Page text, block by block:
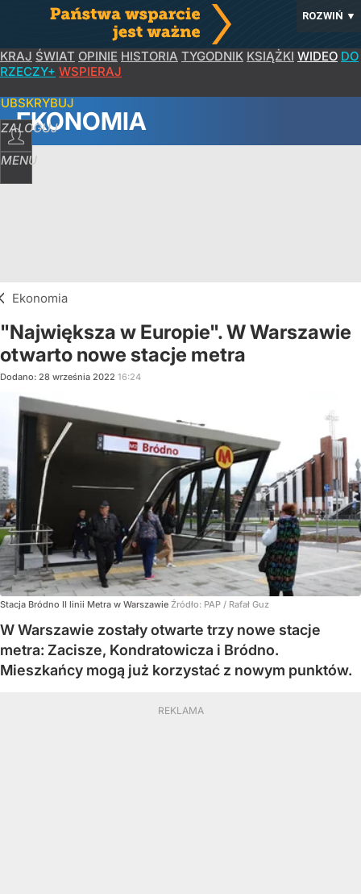
ROZWIŃ ▼
KRAJ ŚWIAT OPINIE HISTORIA TYGODNIK KSIĄŻKI WIDEO DO
RZECZY+ WSPIERAJ
ZALOGUJ
MENU
EKONOMIA
Ekonomia
"Największa w Europie". W Warszawie
otwarto nowe stacje metra
Dodano: 28 września 2022 16:24
Stacja Bródno II linii Metra w Warszawie Źródło: PAP / Rafał Guz
W Warszawie zostały otwarte trzy nowe stacje
metra: Zacisze, Kondratowicza i Bródno.
Mieszkańcy mogą już korzystać z nowym punktów.